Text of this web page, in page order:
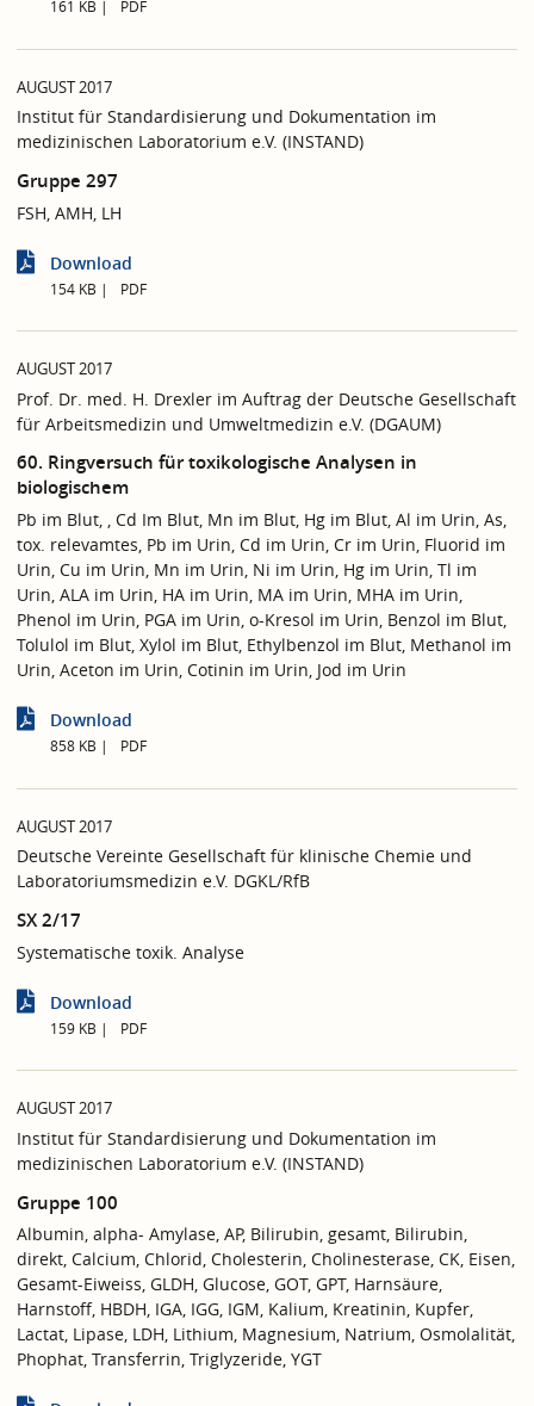
161 KB PDF
AUGUST 2017
Institut für Standardisierung und Dokumentation im
medizinischen Laboratorium e.V. (INSTAND)
Gruppe 297
FSH, AMH, LH
Download
154 KB PDF
AUGUST 2017
Prof. Dr. med. H. Drexler im Auftrag der Deutsche Gesellschaft
für Arbeitsmedizin und Umweltmedizin e.V. (DGAUM)
60. Ringversuch für toxikologische Analysen in
biologischem
Pb im Blut, , Cd Im Blut, Mn im Blut, Hg im Blut, Al im Urin, As,
tox. relevamtes, Pb im Urin, Cd im Urin, Cr im Urin, Fluorid im
Urin, Cu im Urin, Mn im Urin, Ni im Urin, Hg im Urin, Tl im
Urin, ALA im Urin, HA im Urin, MA im Urin, MHA im Urin,
Phenol im Urin, PGA im Urin, o-Kresol im Urin, Benzol im Blut,
Tolulol im Blut, Xylol im Blut, Ethylbenzol im Blut, Methanol im
Urin, Aceton im Urin, Cotinin im Urin, Jod im Urin
Download
858 KB PDF
AUGUST 2017
Deutsche Vereinte Gesellschaft für klinische Chemie und
Laboratoriumsmedizin e.V. DGKL/RfB
SX 2/17
Systematische toxik. Analyse
Download
159 KB PDF
AUGUST 2017
Institut für Standardisierung und Dokumentation im
medizinischen Laboratorium e.V. (INSTAND)
Gruppe 100
Albumin, alpha- Amylase, AP, Bilirubin, gesamt, Bilirubin,
direkt, Calcium, Chlorid, Cholesterin, Cholinesterase, CK, Eisen,
Gesamt-Eiweiss, GLDH, Glucose, GOT, GPT, Harnsäure,
Harnstoff, HBDH, IGA, IGG, IGM, Kalium, Kreatinin, Kupfer,
Lactat, Lipase, LDH, Lithium, Magnesium, Natrium, Osmolalität,
Phophat, Transferrin, Triglyzeride, YGT